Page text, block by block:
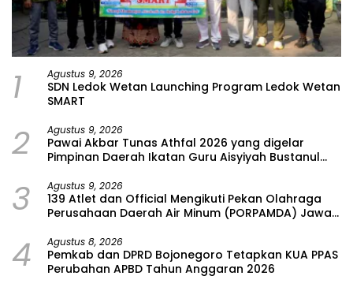
1 Agustus 9, 2026
SDN Ledok Wetan Launching Program Ledok Wetan
SMART
2 Agustus 9, 2026
Pawai Akbar Tunas Athfal 2026 yang digelar
Pimpinan Daerah Ikatan Guru Aisyiyah Bustanul
3 Agustus 9, 2026
139 Atlet dan Official Mengikuti Pekan Olahraga
Perusahaan Daerah Air Minum (PORPAMDA) Jawa
4 Agustus 8, 2026
Pemkab dan DPRD Bojonegoro Tetapkan KUA PPAS
Perubahan APBD Tahun Anggaran 2026